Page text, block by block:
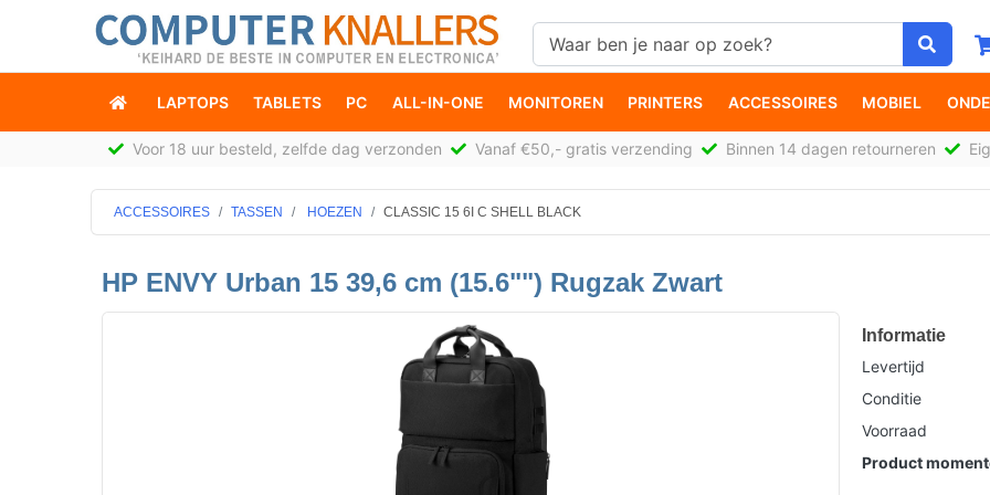
LAPTOPS TABLETS PC ALL-IN-ONE MONITOREN PRINTERS ACCESSOIRES MOBIEL
Voor 18 uur besteld, zelfde dag verzonden Vanaf €50,- gratis verzending Binnen 14 dagen retourneren
ACCESSOIRES TASSEN HOEZEN CLASSIC 15 6I C SHELL BLACK
HP ENVY Urban 15 39,6 cm (15.6"") Rugzak Zwart
Informatie
Levertijd
Conditie
Voorraad
Product